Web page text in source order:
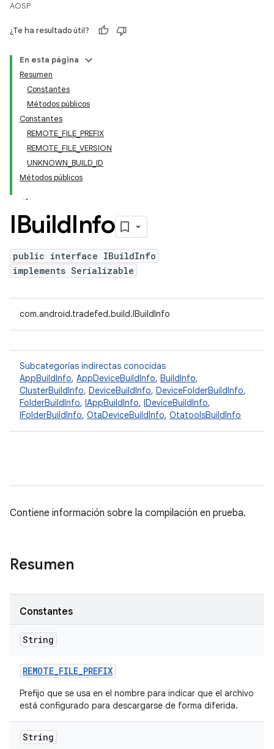
AOSP
¿Te ha resultado útil?
En esta página
Resumen
Constantes
Métodos públicos
Constantes
REMOTE_FILE_PREFIX
REMOTE_FILE_VERSION
UNKNOWN_BUILD_ID
Métodos públicos
IBuildInfo
public interface IBuildInfo
implements Serializable
com.android.tradefed.build.IBuildInfo
Subcategorías indirectas conocidas
AppBuildInfo, AppDeviceBuildInfo, BuildInfo,
ClusterBuildInfo, DeviceBuildInfo, DeviceFolderBuildInfo,
FolderBuildInfo, IAppBuildInfo, IDeviceBuildInfo,
IFolderBuildInfo, OtaDeviceBuildInfo, OtatoolsBuildInfo
Contiene información sobre la compilación en prueba.
Resumen
Constantes
String
REMOTE_FILE_PREFIX
Prefijo que se usa en el nombre para indicar que el archivo
está configurado para descargarse de forma diferida.
String